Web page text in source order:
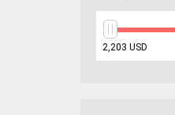
min
price
2,203 USD